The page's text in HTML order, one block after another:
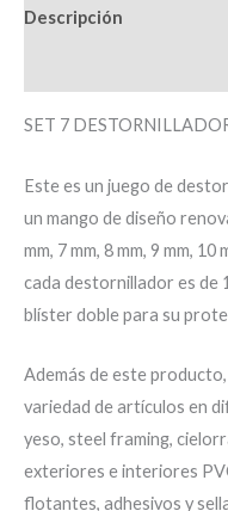
Descripción
SET 7
Este es un juego de
un mango de diseño
mm, 7 mm, 8 mm, 9 mm,
cada destornillador es de
blíster doble para su
Además de este
variedad de artículos en
yeso, steel framing,
exteriores e interiores
flotantes, adhesivos y